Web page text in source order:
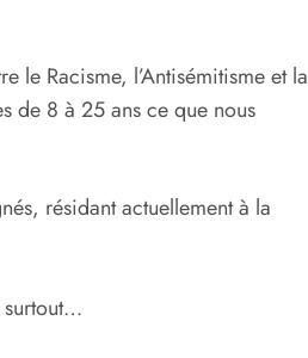
le Racisme, l’Antisémitisme et la
de 8 à 25 ans ce que nous
résidant actuellement à la
surtout…